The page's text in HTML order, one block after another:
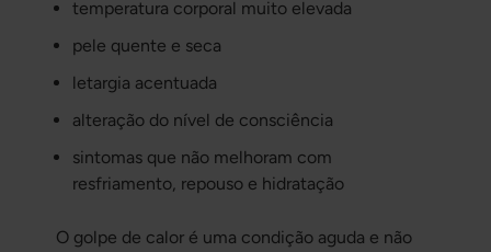
temperatura corporal muito elevada
pele quente e seca
letargia acentuada
alteração do nível de consciência
sintomas que não melhoram com
resfriamento, repouso e hidratação
O golpe de calor é uma condição aguda e não